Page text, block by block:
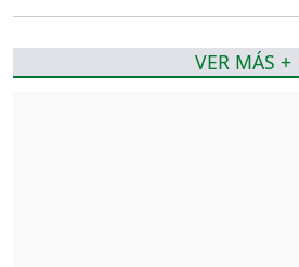
VER MÁS +